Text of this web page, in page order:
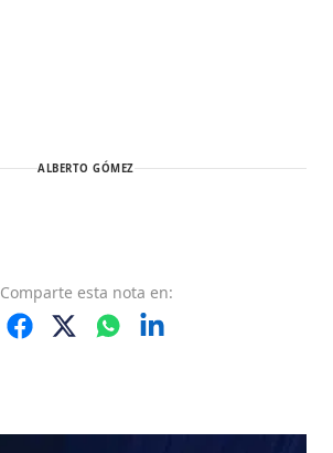
ALBERTO GÓMEZ
Comparte esta nota en: